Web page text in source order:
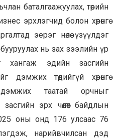
баталгаажуулах, төрийн
эрхлэгчид болон хөрөнгө
эерэг нөлөө үзүүлдэг
нь зах зээлийн үр
хангаж эдийн засгийн
дэмжих төдийгүй хөрөнгө
таатай орчныг
эрх чөлөөт байдлын
оны онд 176 улсаас 76
нарийвчилсан дэд